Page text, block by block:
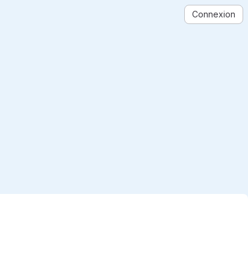
Connexion